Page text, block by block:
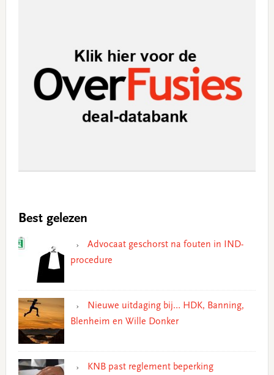
Best gelezen
Advocaat geschorst na fouten in IND-
procedure
Nieuwe uitdaging bij… HDK, Banning,
Blenheim en Wille Donker
KNB past reglement beperking